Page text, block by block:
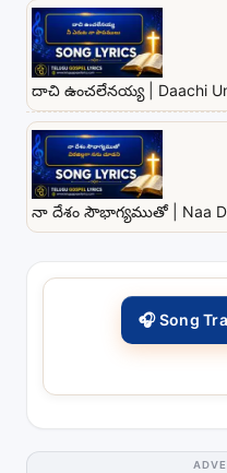
దాచి ఉంచలేనయ్య | Daachi
నా దేశం సౌభాగ్యముతో | Naa
🎧 Song